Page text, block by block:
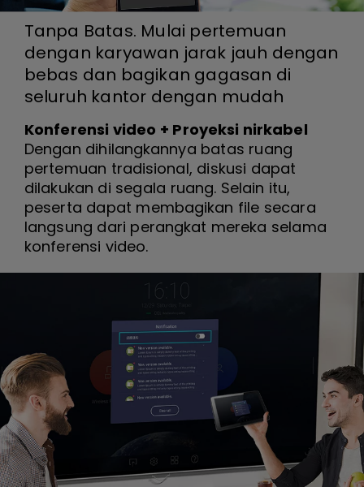
Tanpa Batas. Mulai pertemuan
dengan karyawan jarak jauh dengan
bebas dan bagikan gagasan di
seluruh kantor dengan mudah
Konferensi video + Proyeksi nirkabel
Dengan dihilangkannya batas ruang
pertemuan tradisional, diskusi dapat
dilakukan di segala ruang. Selain itu,
peserta dapat membagikan file secara
langsung dari perangkat mereka selama
konferensi video.